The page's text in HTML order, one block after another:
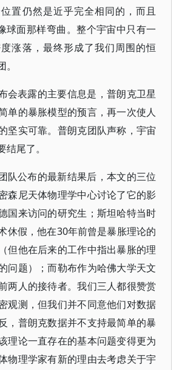
置仍然是近乎完全相同的，而且
球面那样弯曲。整个宇宙中只有一
涨落，最终形成了我们周围的恒
会表露的主要信息是，普朗克卫星
单的暴胀模型的预言，再一次使人
坚实可靠。普朗克团队声称，宇宙
尾了。
队公布的最新结果后，本文的三位
森尼天体物理学中心讨论了它的影
国来访问的研究生；斯坦哈特当时
休假，他在30年前曾是暴胀理论的
但他在后来的工作中指出暴胀的理
问题）；而勒布作为哈佛大学天文
两人的接待者。我们三人都很赞赏
观测，但我们并不同意他们对数据
，普朗克数据并不支持最简单的暴
理论一直存在的基本问题变得更为
物理学家有新的理由去考虑关于宇